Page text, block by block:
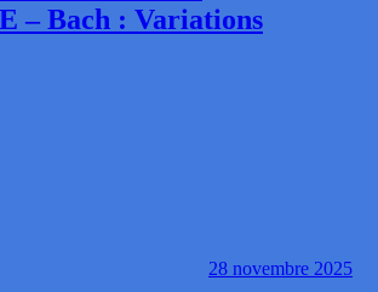
– Bach : Variations
28 novembre 2025